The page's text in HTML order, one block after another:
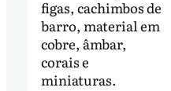
figas, cachimbos de
barro, material em
cobre, âmbar,
corais e
miniaturas.